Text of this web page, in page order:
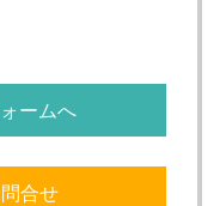
ームへ
合せ